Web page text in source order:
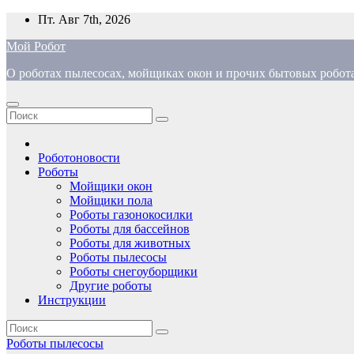
Перейти
содержимому
Пт. Авг 7th, 2026
Мой Робот
О роботах пылесосах, мойщиках окон и прочих бытовых
Роботоновости
Роботы
Мойщики окон
Мойщики пола
Роботы газонокосилки
Роботы для бассейнов
Роботы для животных
Роботы пылесосы
Роботы снегоуборщики
Другие роботы
Инструкции
Роботы пылесосы